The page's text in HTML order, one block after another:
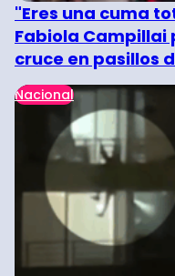
"Eres una cuma
Fabiola
cruce en pasillos
Nacional